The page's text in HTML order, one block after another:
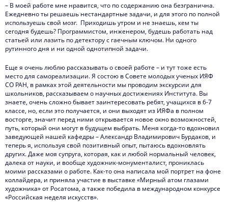
– В моей работе мне нравится, что по содержанию она безгранична.
Ежедневно ты решаешь нестандартные задачи, и для этого по полной
используешь свой мозг. Приходишь утром и не знаешь, кем ты
сегодня будешь? Программистом, инженером, будешь работать над
статьей или лазить по детектору с гаечным ключом. Ни одного
рутинного дня и ни одной однотипной задачи.
Еще я очень люблю рассказывать о своей работе – и тут тоже есть
место для самореализации. Я состою в Совете молодых ученых ИЯФ
СО РАН, в рамках этой деятельности мы проводим экскурсии для
школьников, рассказываем о научных достижениях Института. Вы
знаете, очень сложно бывает заинтересовать ребят, учащихся в 6-7
классе, но, если это получается, и они выходят из ИЯФа в полном
восторге, значит перед ними открывается новое окно возможностей,
путь, который они могут в будущем выбрать. Меня когда-то вдохновил
заведующей нашей кафедры – Александр Владимирович Бурдаков, и
теперь я, используя свой позитивный опыт, пытаюсь вдохновлять
других. Даже моя супруга, которая, как и любой нормальный человек,
далека от науки, и вообще художник-монументалист, прониклась
моими рассказами о работе. Как-то она написала мой портрет на фоне
коллайдера, и приняла участие в выставке «Мирный атом глазами
художника» от Росатома, а также победила в международном конкурсе
«Российская неделя искусств».